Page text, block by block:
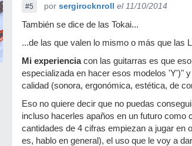
#5 por sergirocknroll el 11/10/2014
También se dice de las Tokai...
...de las que valen lo mismo o más que las
Mi experienciacon las guitarras es que
especializada en hacer esos modelos 'Y')"
calidad (sonora, ergonómica, estética, de
Eso no quiere decir que no puedas
incluso hacerles apaños en un futuro como
cantidades de 4 cifras empiezan a jugar en
es, hablo en general), el uso que le voy a